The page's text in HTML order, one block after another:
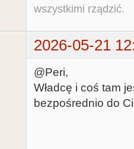
wszystkimi rządzić.
2026-05-21
@Peri,
Władcę i coś tam
bezpośrednio do